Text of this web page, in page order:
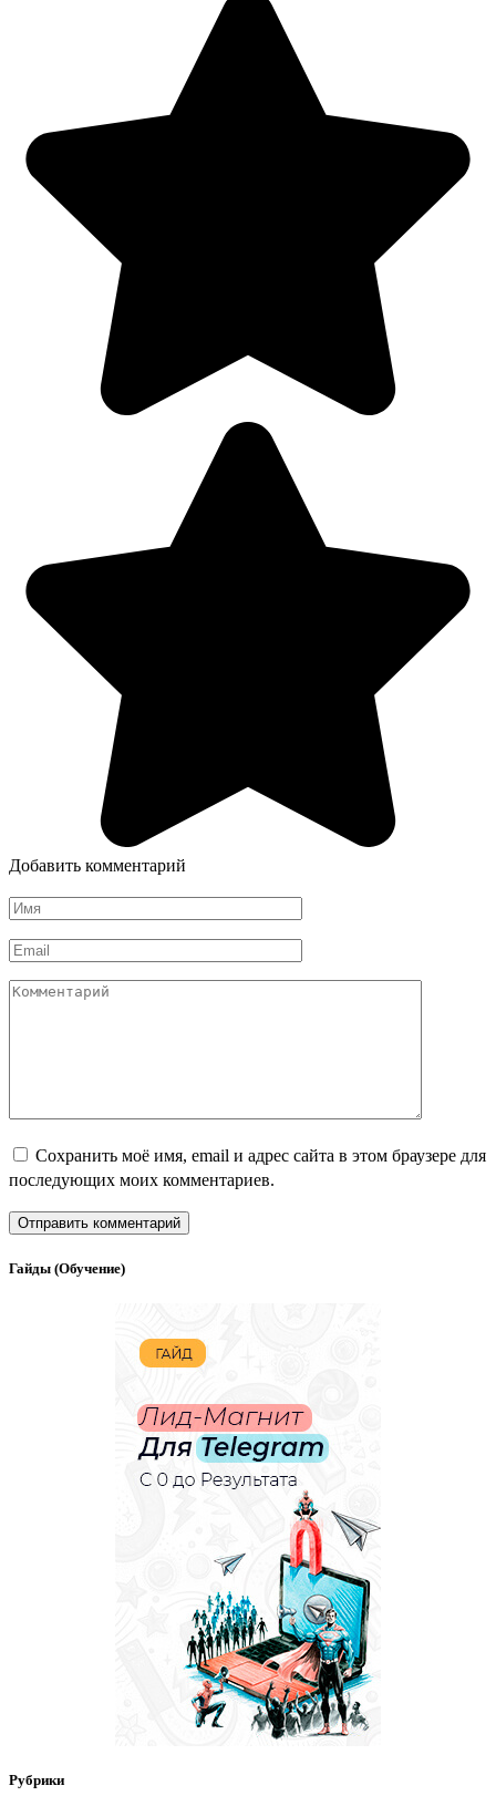
Добавить комментарий
Имя
Email
Комментарий
Сохранить моё имя, email и адрес сайта в этом браузере для
последующих моих комментариев.
Гайды (Обучение)
Рубрики